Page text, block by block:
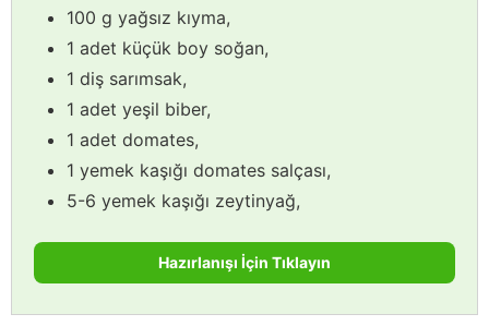
100 g yağsız kıyma,
1 adet küçük boy soğan,
1 diş sarımsak,
1 adet yeşil biber,
1 adet domates,
1 yemek kaşığı domates salçası,
5-6 yemek kaşığı zeytinyağ,
Hazırlanışı İçin Tıklayın